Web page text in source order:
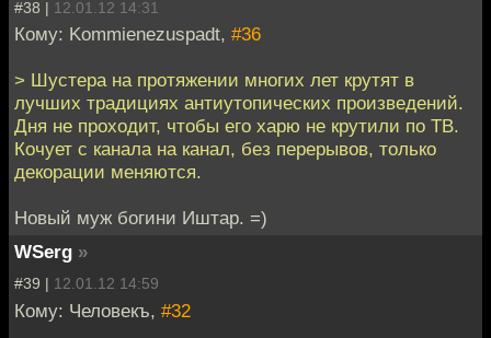
#38 | 12.01.12 14:31
Кому: Kommienezuspadt, #36
> Шустера на протяжении многих лет крутят в
лучших традициях антиутопических произведений.
Дня не проходит, чтобы его харю не крутили по ТВ.
Кочует с канала на канал, без перерывов, только
декорации меняются.
Новый муж богини Иштар. =)
WSerg »
#39 | 12.01.12 14:59
Кому: Человекъ, #32